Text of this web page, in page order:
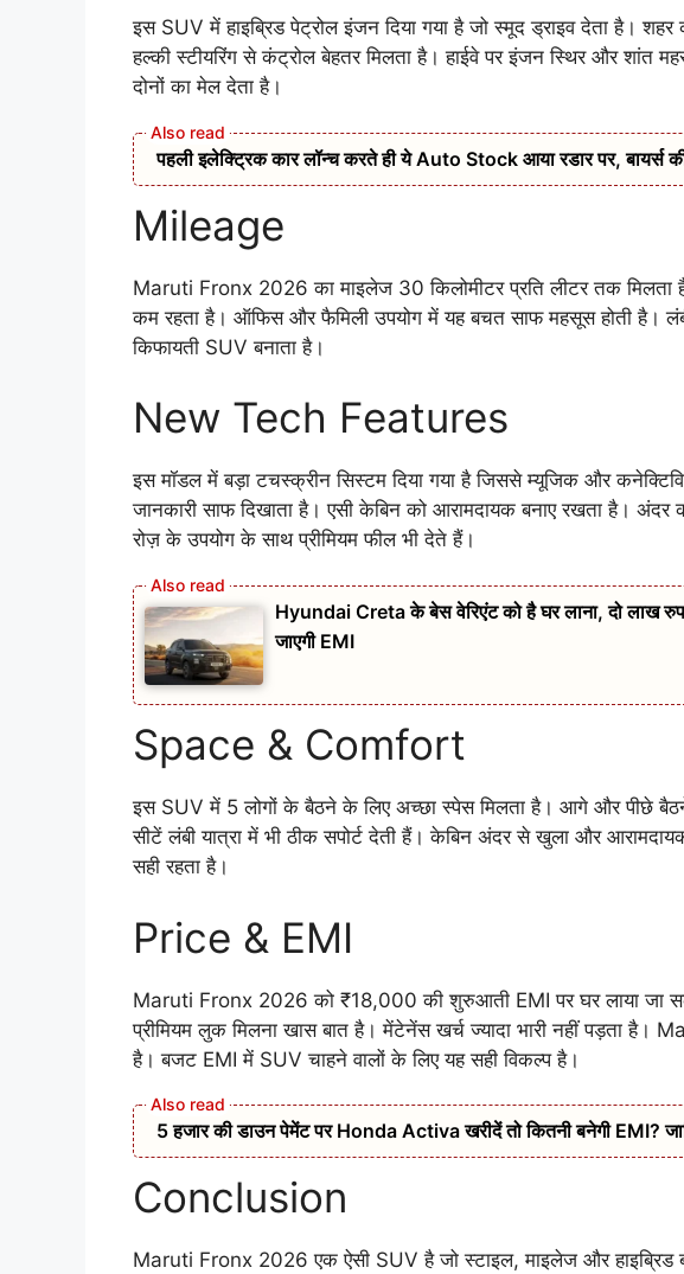
इस SUV में हाइब्रिड पेट्रोल इंजन दिया गया है जो स्मूद ड्राइव देता है।
हल्की स्टीयरिंग से कंट्रोल बेहतर मिलता है। हाईवे पर इंजन स्थिर और शांत
दोनों का मेल देता है।
पहली इलेक्ट्रिक कार लॉन्च करते ही ये Auto Stock आया रडार पर, बायर्स
Mileage
Maruti Fronx 2026 का माइलेज 30 किलोमीटर प्रति लीटर तक मिलता
कम रहता है। ऑफिस और फैमिली उपयोग में यह बचत साफ महसूस होती है।
किफायती SUV बनाता है।
New Tech Features
इस मॉडल में बड़ा टचस्क्रीन सिस्टम दिया गया है जिससे म्यूजिक और
जानकारी साफ दिखाता है। एसी केबिन को आरामदायक बनाए रखता है।
रोज़ के उपयोग के साथ प्रीमियम फील भी देते हैं।
Hyundai Creta के बेस वेरिएंट को है घर लाना, दो लाख
जाएगी EMI
Space & Comfort
इस SUV में 5 लोगों के बैठने के लिए अच्छा स्पेस मिलता है। आगे और पीछे बैठने
सीटें लंबी यात्रा में भी ठीक सपोर्ट देती हैं। केबिन अंदर से खुला और
सही रहता है।
Price & EMI
Maruti Fronx 2026 को ₹18,000 की शुरुआती EMI पर घर लाया जा
प्रीमियम लुक मिलना खास बात है। मेंटेनेंस खर्च ज्यादा भारी नहीं पड़ता है।
है। बजट EMI में SUV चाहने वालों के लिए यह सही विकल्प है।
5 हजार की डाउन पेमेंट पर Honda Activa खरीदें तो कितनी बनेगी EMI?
Conclusion
Maruti Fronx 2026 एक ऐसी SUV है जो स्टाइल, माइलेज और हाइब्रिड